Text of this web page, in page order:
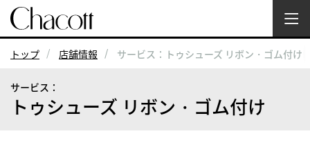
トップ 店舗情報 サービス：トゥシューズ リボン・ゴム付け
サービス：
トゥシューズ リボン・ゴム付け